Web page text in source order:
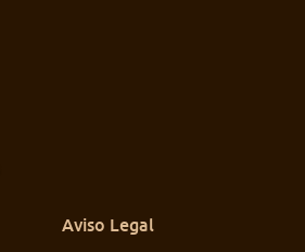
Aviso Legal